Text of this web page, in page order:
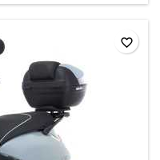
favorite_border